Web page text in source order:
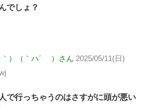
でしょ？
｀）（｀ハ´ ）さん 2025/05/11(日)
で行っちゃうのはさすがに頭が悪い